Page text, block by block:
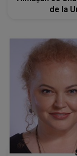
de la